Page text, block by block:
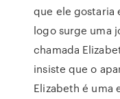
que ele gostaria
logo surge uma
chamada
insiste que o
Elizabeth é uma